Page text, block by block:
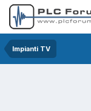
Impianti TV